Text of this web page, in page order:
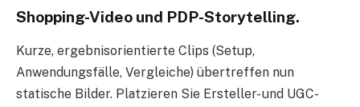
Shopping-Video und PDP-Storytelling.
Kurze, ergebnisorientierte Clips (Setup,
Anwendungsfälle, Vergleiche) übertreffen nun
statische Bilder. Platzieren Sie Ersteller- und UGC-